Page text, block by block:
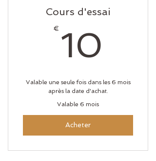
Cours d'essai
€ 10
Valable une seule fois dans les 6 mois
après la date d'achat.
Valable 6 mois
Acheter